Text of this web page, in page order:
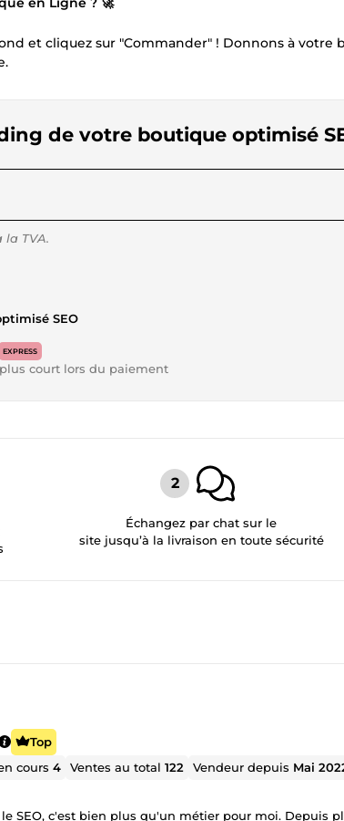
et cliquez sur "Commander" ! Donnons à
de votre boutique optimisé
$US
la TVA.
SEO
EXPRESS
court lors du paiement
Échangez par chat sur le
site jusqu’à la livraison en toute sécurité
Top
cours4 Ventes au total122 Vendeur depuis Mai
SEO, c'est bien plus qu'un métier pour moi. Depuis